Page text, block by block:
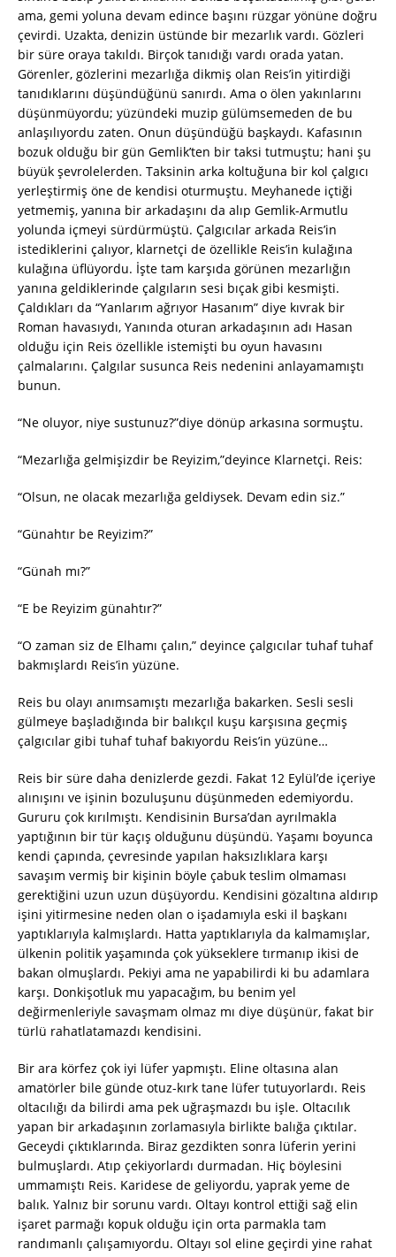
ama, gemi yoluna devam edince başını rüzgar yönüne doğru
çevirdi. Uzakta, denizin üstünde bir mezarlık vardı. Gözleri
bir süre oraya takıldı. Birçok tanıdığı vardı orada yatan.
Görenler, gözlerini mezarlığa dikmiş olan Reis’in yitirdiği
tanıdıklarını düşündüğünü sanırdı. Ama o ölen yakınlarını
düşünmüyordu; yüzündeki muzip gülümsemeden de bu
anlaşılıyordu zaten. Onun düşündüğü başkaydı. Kafasının
bozuk olduğu bir gün Gemlik’ten bir taksi tutmuştu; hani şu
büyük şevrolelerden. Taksinin arka koltuğuna bir kol çalgıcı
yerleştirmiş öne de kendisi oturmuştu. Meyhanede içtiği
yetmemiş, yanına bir arkadaşını da alıp Gemlik-Armutlu
yolunda içmeyi sürdürmüştü. Çalgıcılar arkada Reis’in
istediklerini çalıyor, klarnetçi de özellikle Reis’in kulağına
kulağına üflüyordu. İşte tam karşıda görünen mezarlığın
yanına geldiklerinde çalgıların sesi bıçak gibi kesmişti.
Çaldıkları da “Yanlarım ağrıyor Hasanım” diye kıvrak bir
Roman havasıydı, Yanında oturan arkadaşının adı Hasan
olduğu için Reis özellikle istemişti bu oyun havasını
çalmalarını. Çalgılar susunca Reis nedenini anlayamamıştı
bunun.
“Ne oluyor, niye sustunuz?”diye dönüp arkasına sormuştu.
“Mezarlığa gelmişizdir be Reyizim,”deyince Klarnetçi. Reis:
“Olsun, ne olacak mezarlığa geldiysek. Devam edin siz.”
“Günahtır be Reyizim?”
“Günah mı?”
“E be Reyizim günahtır?”
“O zaman siz de Elhamı çalın,” deyince çalgıcılar tuhaf tuhaf
bakmışlardı Reis’in yüzüne.
Reis bu olayı anımsamıştı mezarlığa bakarken. Sesli sesli
gülmeye başladığında bir balıkçıl kuşu karşısına geçmiş
çalgıcılar gibi tuhaf tuhaf bakıyordu Reis’in yüzüne…
Reis bir süre daha denizlerde gezdi. Fakat 12 Eylül’de içeriye
alınışını ve işinin bozuluşunu düşünmeden edemiyordu.
Gururu çok kırılmıştı. Kendisinin Bursa’dan ayrılmakla
yaptığının bir tür kaçış olduğunu düşündü. Yaşamı boyunca
kendi çapında, çevresinde yapılan haksızlıklara karşı
savaşım vermiş bir kişinin böyle çabuk teslim olmaması
gerektiğini uzun uzun düşüyordu. Kendisini gözaltına aldırıp
işini yitirmesine neden olan o işadamıyla eski il başkanı
yaptıklarıyla kalmışlardı. Hatta yaptıklarıyla da kalmamışlar,
ülkenin politik yaşamında çok yükseklere tırmanıp ikisi de
bakan olmuşlardı. Pekiyi ama ne yapabilirdi ki bu adamlara
karşı. Donkişotluk mu yapacağım, bu benim yel
değirmenleriyle savaşmam olmaz mı diye düşünür, fakat bir
türlü rahatlatamazdı kendisini.
Bir ara körfez çok iyi lüfer yapmıştı. Eline oltasına alan
amatörler bile günde otuz-kırk tane lüfer tutuyorlardı. Reis
oltacılığı da bilirdi ama pek uğraşmazdı bu işle. Oltacılık
yapan bir arkadaşının zorlamasıyla birlikte balığa çıktılar.
Geceydi çıktıklarında. Biraz gezdikten sonra lüferin yerini
bulmuşlardı. Atıp çekiyorlardı durmadan. Hiç böylesini
ummamıştı Reis. Karidese de geliyordu, yaprak yeme de
balık. Yalnız bir sorunu vardı. Oltayı kontrol ettiği sağ elin
işaret parmağı kopuk olduğu için orta parmakla tam
randımanlı çalışamıyordu. Oltayı sol eline geçirdi yine rahat